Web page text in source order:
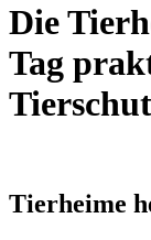
Die
Tag
Tierheime